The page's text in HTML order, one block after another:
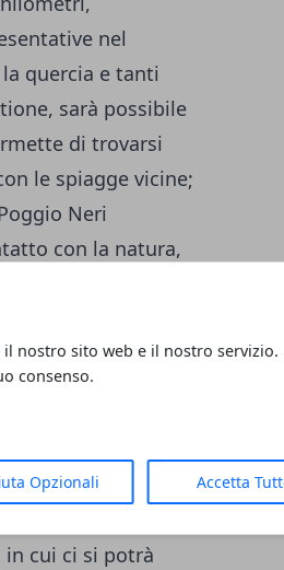
nostro sito web e il nostro servizio.
consenso.
Opzionali Accetta
nel
quercia e tanti
sarà possibile
di trovarsi
le spiagge vicine;
Neri
con la natura,
nel panorama
stato incluso
diCastiglione
cui ci si potrà